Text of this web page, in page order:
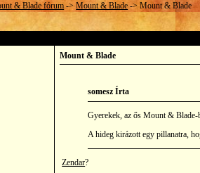
& Blade fórum ->Mount & Blade ->Mount & Blade
Mount & Blade
somesz Írta
Gyerekek, az ős Mount & Blade-
A hideg kirázott egy pillanatra,
Zendar?